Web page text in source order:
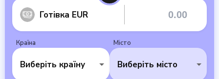
Готівка EUR
Країна
Виберіть країну
Місто
Виберіть місто